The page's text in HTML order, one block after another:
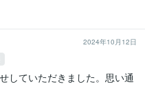
2024年10月12日
していただきました。思い通